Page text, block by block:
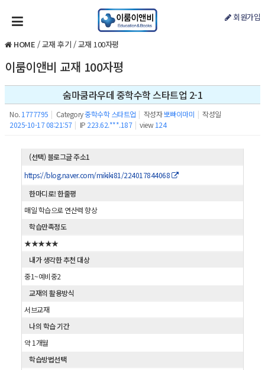
회원가입
HOME /교재 후기 /교재 100자평
이룸이앤비 교재 100자평
숨마쿰라우데 중학수학 스타트업 2-1
No. 1777795 | Category중학수학 스타트업 | 작성자뽀빠이마미 | 작성일
2025-10-17 08:21:57 | IP 223.62.***.187 | view 124
(선택) 블로그글 주소1
https://blog.naver.com/mikiki81/224017844068
한마디로! 한줄평
매일 학습으로 연산력 향상
학습만족정도
★★★★★
내가 생각한 추천 대상
중1~예비중2
교재의 활용방식
서브교재
나의 학습 기간
약 1개월
학습방법선택